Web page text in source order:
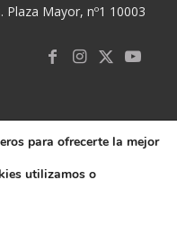
Plaza Mayor, nº1 10003
para ofrecerte la mejor
utilizamos o